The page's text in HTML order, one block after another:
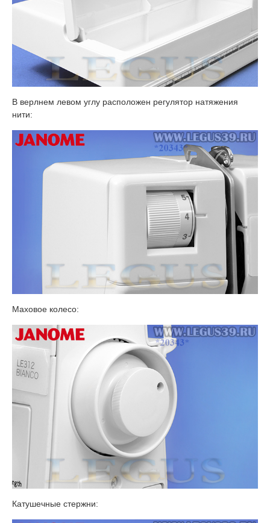
В верлнем левом углу расположен регулятор натяжения
нити:
Маховое колесо:
Катушечные стержни: